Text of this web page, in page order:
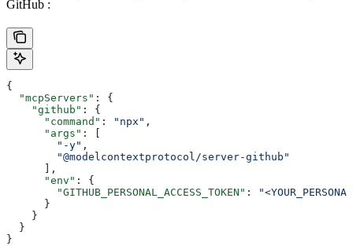
GitHub :
{
  "mcpServers"
: {
    "github"
: {
      "command"
: "npx" ,
      "args"
: [
        "-y"
,
        "@modelcontextprotocol/server-github"
      ],
      "env"
: {
        "GITHUB_PERSONAL_ACCESS_TOKEN"
:
      }
    }
  }
}